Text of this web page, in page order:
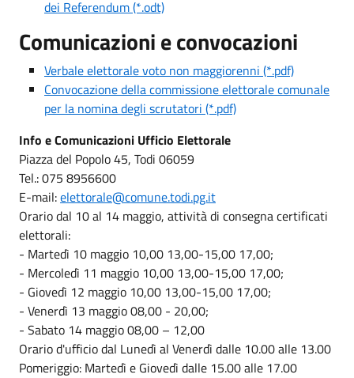
dei Referendum (*.odt)
Comunicazioni e convocazioni
Verbale elettorale voto non maggiorenni (*.pdf)
Convocazione della commissione elettorale comunale
per la nomina degli scrutatori (*.pdf)
Info e Comunicazioni Ufficio Elettorale
Piazza del Popolo 45, Todi 06059
Tel.: 075 8956600
E-mail:elettorale@comune.todi.pg.it
Orario dal 10 al 14 maggio, attività di consegna certificati
elettorali:
- Martedì 10 maggio 10,00 13,00-15,00 17,00;
- Mercoledì 11 maggio 10,00 13,00-15,00 17,00;
- Giovedì 12 maggio 10,00 13,00-15,00 17,00;
- Venerdì 13 maggio 08,00 - 20,00;
- Sabato 14 maggio 08,00 – 12,00
Orario d'ufficio dal Lunedì al Venerdì dalle 10.00 alle 13.00
Pomeriggio: Martedì e Giovedì dalle 15.00 alle 17.00